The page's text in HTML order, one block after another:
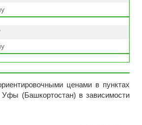
ценами в пунктах
(Башкортостан) в зависимости